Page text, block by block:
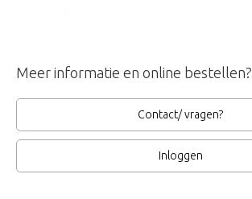
Meer informatie en online bestellen?
Contact/ vragen?
Inloggen